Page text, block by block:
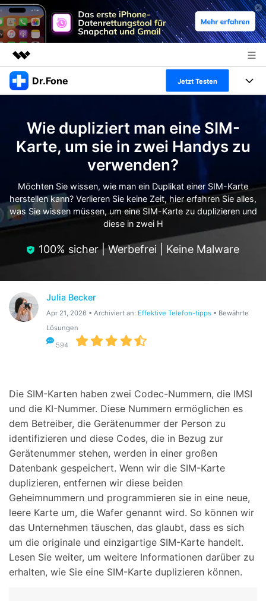
Top-Produkte
Dienstprogramme
Überblick
Lösungen
Über uns
Shop
Support
Dr.Fone Jetzt Testen
Alles-in-einem-Toolkit
Weitere Tools und Apps
Full Toolkit anzeigen >
Lösungen
Entdecken Sie weitere Dr.Fone-Lösungen
Lernen und Unterstützung
Ressourcen & Lernen
Hilfe und Unterstützung erhalten
Android 16 FRP-Umgehung
Anmelden
Suchen
Wie dupliziert man eine SIM-
Karte, um sie in zwei Handys zu
verwenden?
Möchten Sie wissen, wie man ein Duplikat einer SIM-Karte
herstellen kann? Verlieren Sie keine Zeit, hier erfahren Sie alles,
was Sie wissen müssen, um eine SIM-Karte zu duplizieren und
diese in zwei H
100% sicher | Werbefrei | Keine Malware
Julia Becker
Apr 21, 2026 • Archiviert an: Effektive Telefon-tipps• Bewährte
Lösungen
594
Die SIM-Karten haben zwei Codec-Nummern, die IMSI
und die KI-Nummer. Diese Nummern ermöglichen es
dem Betreiber, die Gerätenummer der Person zu
identifizieren und diese Codes, die in Bezug zur
Gerätenummer stehen, werden in einer großen
Datenbank gespeichert. Wenn wir die SIM-Karte
duplizieren, entfernen wir diese beiden
Geheimnummern und programmieren sie in eine neue,
leere Karte um, die Wafer genannt wird. So können wir
das Unternehmen täuschen, das glaubt, dass es sich
um die originale und einzigartige SIM-Karte handelt.
Lesen Sie weiter, um weitere Informationen darüber zu
erhalten, wie Sie eine SIM-Karte duplizieren können.